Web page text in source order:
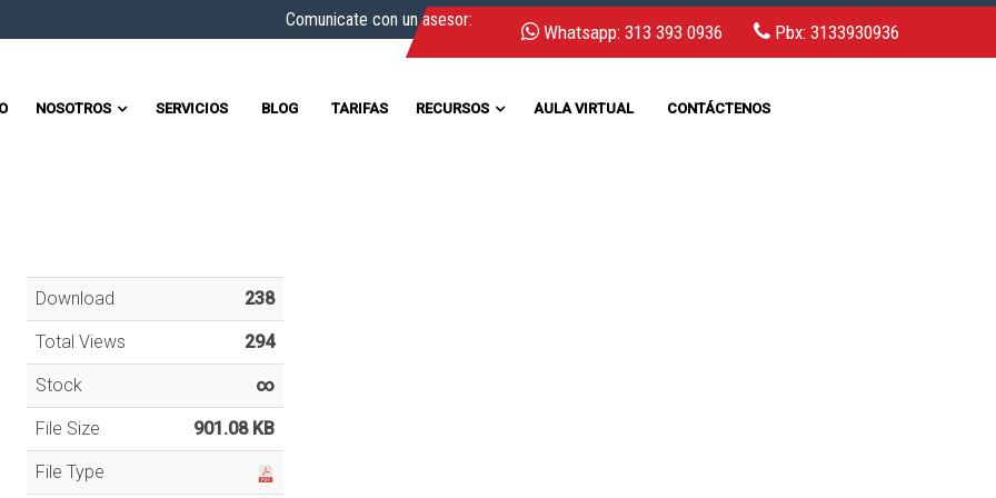
Comunicate con un asesor:
Whatsapp: 313 393 0936 Pbx: 3133930936
NOSOTROS SERVICIOS BLOG TARIFAS RECURSOS AULA VIRTUAL CONTÁCTENOS
Download 238
Total Views 294
Stock ∞
File Size 901.08 KB
File Type